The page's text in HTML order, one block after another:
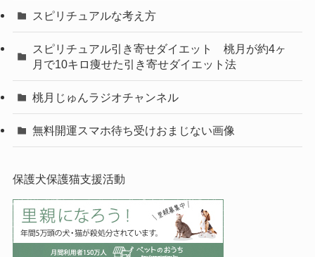
スピリチュアルな考え方
スピリチュアル引き寄せダイエット 桃月が約4ヶ
月で10キロ痩せた引き寄せダイエット法
桃月じゅんラジオチャンネル
無料開運スマホ待ち受けおまじない画像
保護犬保護猫支援活動